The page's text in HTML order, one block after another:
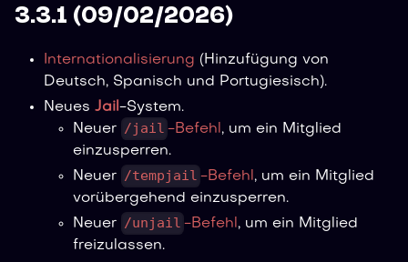
3.3.1 (09/02/2026)
Internationalisierung (Hinzufügung von
Deutsch, Spanisch und Portugiesisch).
Neues Jail-System.
Neuer /jail -Befehl, um ein Mitglied
einzusperren.
Neuer /tempjail -Befehl, um ein Mitglied
vorübergehend einzusperren.
Neuer /unjail -Befehl, um ein Mitglied
freizulassen.